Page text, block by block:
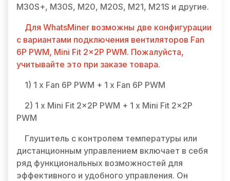
M30S+, M30S, M20, M20S, M21, M21S и другие.
Для WhatsMiner возможны две конфигурации
с вариантами подключения вентиляторов Fan
6P PWM, Mini Fit 2x2P PWM. Пожалуйста,
учитывайте это при заказе товара.
1) 1 x Fan 6P PWM + 1 x Fan 6P PWM
2) 1 x Mini Fit 2x2P PWM + 1 x Mini Fit 2x2P
PWM
Глушитель с контролем температуры или
дистанционным управлением включает в себя
ряд функциональных возможностей для
эффективного и удобного управления. Он